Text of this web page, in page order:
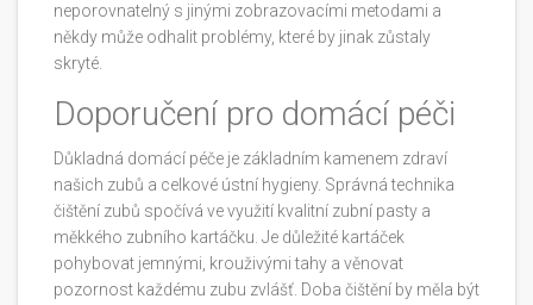
neporovnatelný s jinými zobrazovacími metodami a
někdy může odhalit problémy, které by jinak zůstaly
skryté.
Doporučení pro domácí péči
Důkladná domácí péče je základním kamenem zdraví
našich zubů a celkové ústní hygieny. Správná technika
čištění zubů spočívá ve využití kvalitní zubní pasty a
měkkého zubního kartáčku. Je důležité kartáček
pohybovat jemnými, krouživými tahy a věnovat
pozornost každému zubu zvlášť. Doba čištění by měla být